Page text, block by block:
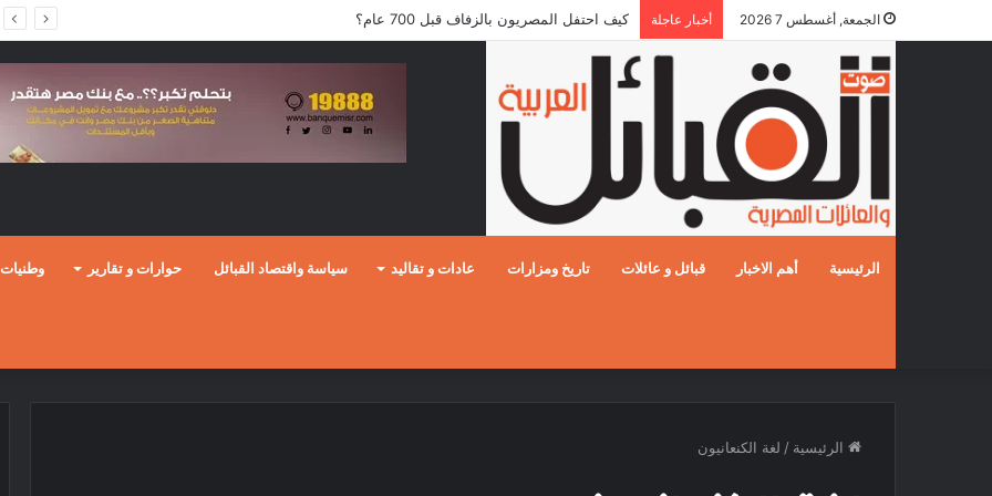
الجمعة, أغسطس 7 2026 أخبار عاجلة كيف احتفل المصريون بالزفاف قبل 700 عام؟
الرئيسية أهم الاخبار قبائل و عائلات تاريخ ومزارات عادات و تقاليد سياسة واقتصاد القبائل حوارات و تقارير وطنيات
الرئيسية / لغة الكنعانيون